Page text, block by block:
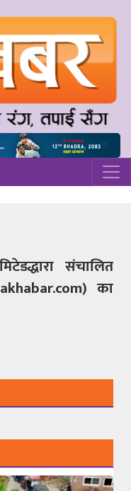
संचालित
का